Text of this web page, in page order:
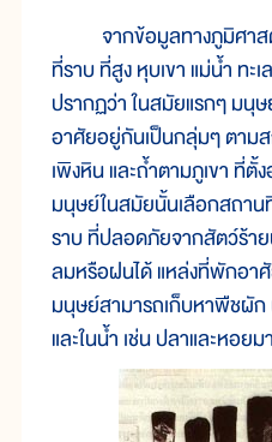
จากข้อมูลทางภูมิศาสต
ที่ราบ ที่สูง หุบเขา แม่น้ำ ทะ
ปรากฏว่า ในสมัยแรกๆ มนุ
อาศัยอยู่กันเป็นกลุ่มๆ ตาม
เพิงหิน และถ้ำตามภูเขา ที่ตั้
มนุษย์ในสมัยนั้นเลือกสถา
ราบ ที่ปลอดภัยจากสัตว์ร้า
ลมหรือฝนได้ แหล่งที่พักอา
มนุษย์สามารถเก็บหาพืชผั
และในน้ำ เช่น ปลาและหอย